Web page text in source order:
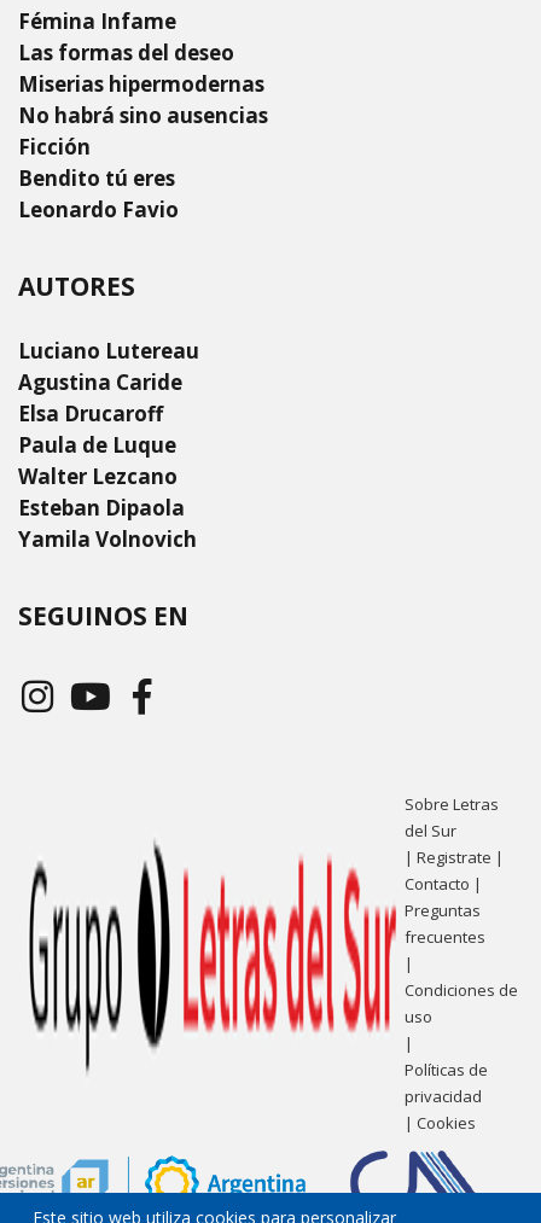
Fémina Infame
Las formas del deseo
Miserias hipermodernas
No habrá sino ausencias
Ficción
Bendito tú eres
Leonardo Favio
AUTORES
Luciano Lutereau
Agustina Caride
Elsa Drucaroff
Paula de Luque
Walter Lezcano
Esteban Dipaola
Yamila Volnovich
SEGUINOS EN
Sobre Letras
del Sur
| Registrate |
Contacto |
Preguntas
frecuentes
|
Condiciones de
uso
|
Políticas de
privacidad
| Cookies
Este sitio web utiliza cookies para personalizar